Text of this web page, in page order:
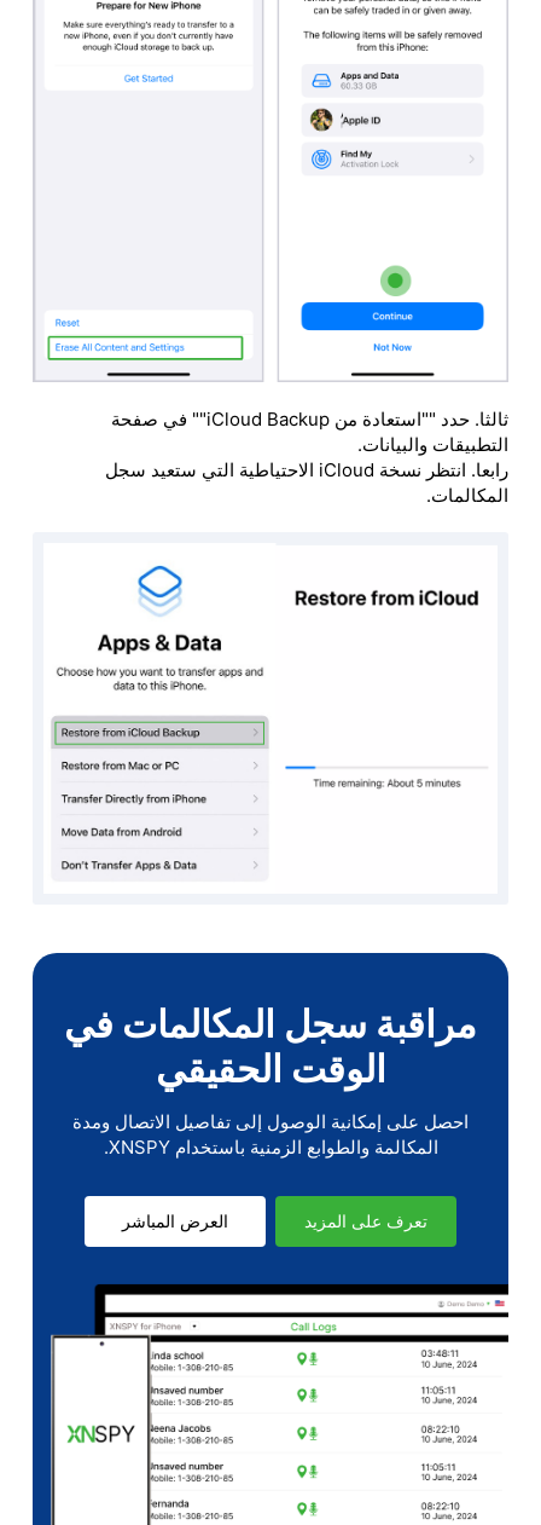
ثالثا. حدد ""استعادة من iCloud Backup"" في صفحة
التطبيقات والبيانات.
رابعا. انتظر نسخة iCloud الاحتياطية التي ستعيد سجل
المكالمات.
مراقبة سجل المكالمات في
الوقت الحقيقي
احصل على إمكانية الوصول إلى تفاصيل الاتصال ومدة
المكالمة والطوابع الزمنية باستخدام XNSPY.
تعرف على المزيد العرض المباشر